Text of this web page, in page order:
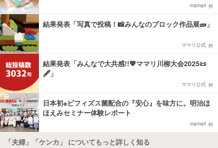
mamari
結果発表「写真で投稿！📸みんなのブロック作品展🧱」
ママリ公式
結果発表「みんなで大共感!!💖ママリ川柳大会2025📜
🖋️」
ママリ公式
日本初※ビフィズス菌配合の『安心』を味方に。明治ほ
ほえみセミナー体験レポート
mamari
「夫婦」「ケンカ」 についてもっと詳しく知る